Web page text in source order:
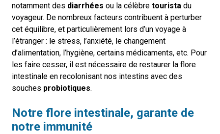
notamment des diarrhées ou la célèbre tourista du
voyageur. De nombreux facteurs contribuent à perturber
cet équilibre, et particulièrement lors d’un voyage à
l’étranger : le stress, l’anxiété, le changement
d’alimentation, l’hygiène, certains médicaments, etc. Pour
les faire cesser, il est nécessaire de restaurer la flore
intestinale en recolonisant nos intestins avec des
souches probiotiques.
Notre flore intestinale, garante de
notre immunité